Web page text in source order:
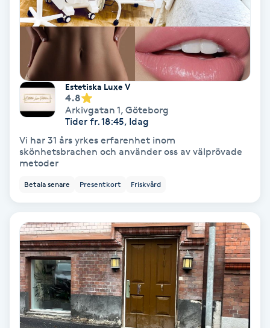
Enzympeeling
Extensions
Extensions borttagning
Eyeliner-tatuering
Face framing
Fet hårbotten
Fettreducering
Fibromassage
Estetiska Luxe V
4.8
Arkivgatan 1, Göteborg
Tider fr. 18:45, Idag
Vi har 31 års yrkes erfarenhet inom
skönhetsbrachen och använder oss av välprövade
metoder
Betala senare Presentkort Friskvård